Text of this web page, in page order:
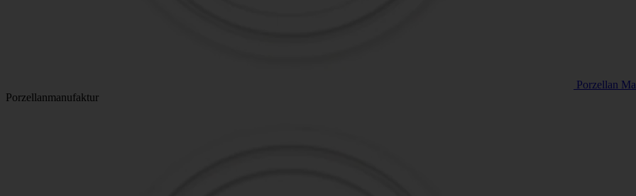
Porzellan
Porzellanmanufaktur